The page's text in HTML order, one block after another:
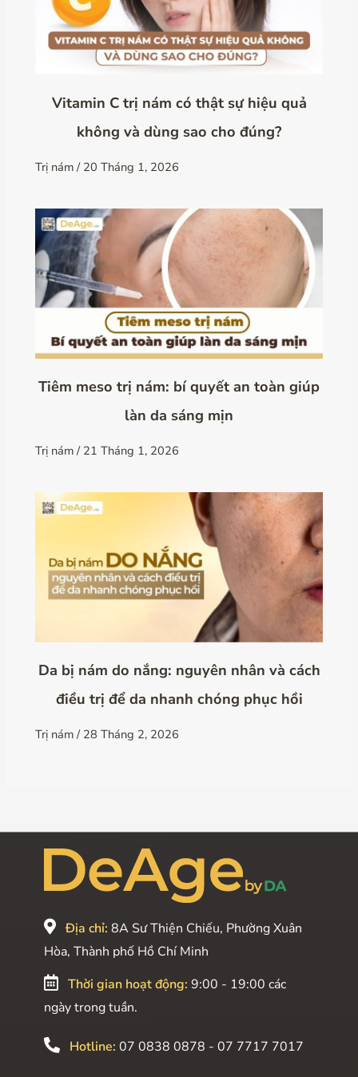
Vitamin C trị nám có thật sự hiệu quả
không và dùng sao cho đúng?
Trị nám/ 20 Tháng 1, 2026
Tiêm meso trị nám: bí quyết an toàn giúp
làn da sáng mịn
Trị nám/ 21 Tháng 1, 2026
Da bị nám do nắng: nguyên nhân và cách
điều trị để da nhanh chóng phục hồi
Trị nám/ 28 Tháng 2, 2026
Địa chỉ: 8A Sư Thiện Chiếu, Phường Xuân
Hòa, Thành phố Hồ Chí Minh
Thời gian hoạt động: 9:00 - 19:00 các
ngày trong tuần.
Hotline: 07 0838 0878 - 07 7717 7017